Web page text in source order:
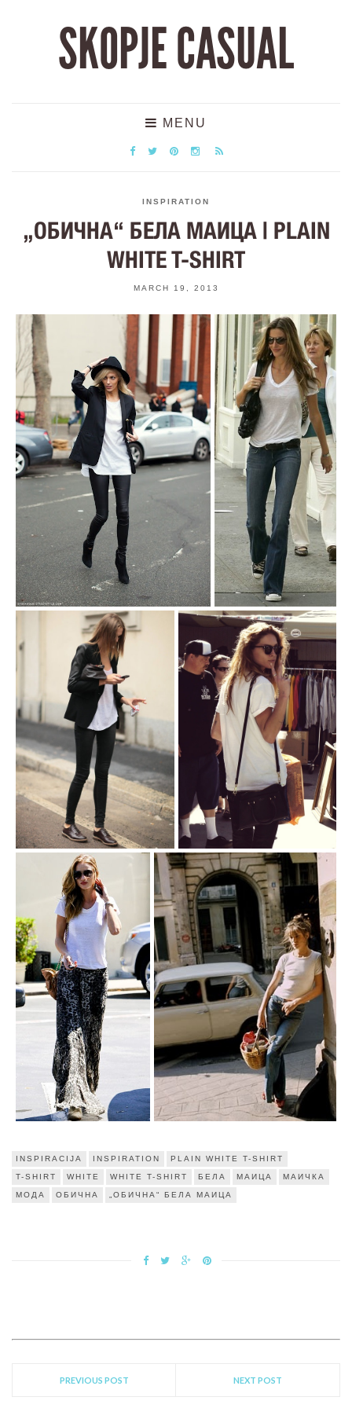
SKOPJE CASUAL
MENU
INSPIRATION
„ОБИЧНА“ БЕЛА МАИЦА | PLAIN
WHITE T-SHIRT
MARCH 19, 2013
INSPIRACIJA INSPIRATION PLAIN WHITE T-SHIRT
T-SHIRT WHITE WHITE T-SHIRT БЕЛА МАИЦА МАИЧКА
МОДА ОБИЧНА „ОБИЧНА“ БЕЛА МАИЦА
PREVIOUS POST NEXT POST